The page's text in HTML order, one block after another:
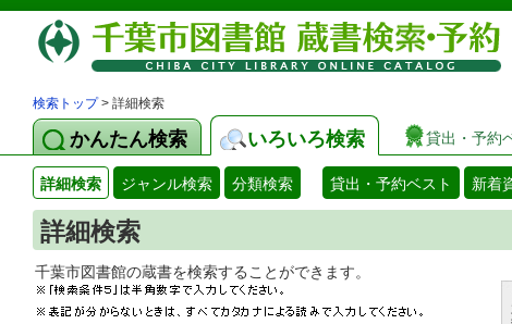
検索トップ> 詳細検索
かんたん検索 いろいろ検索 貸出・予約
詳細検索 ジャンル検索 分類検索 貸出・予約ベスト 新着
詳細検索
千葉市図書館の蔵書を検索することができます